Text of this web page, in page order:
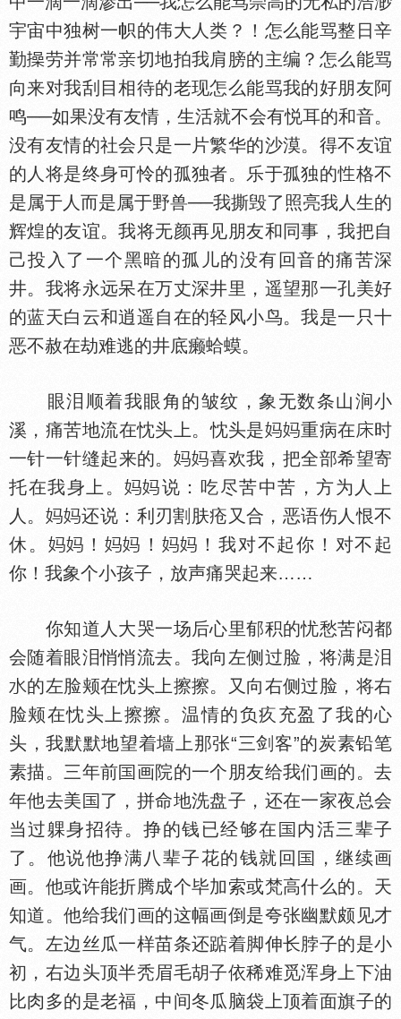
宇宙中独树一帜的伟大人类？！怎么能骂整日辛
勤
劳并常常
切地拍我肩膀的主编？怎么能骂
向来对我刮目相待的老现怎么能骂我的好朋友阿
鸣──如果没有友情，生活就不会有悦耳的和音。
没有友情的社会只是一片繁华的沙漠。得不友谊
的人将是终身可怜的孤独者。乐于孤独的
格不
是属于人而是属于野兽──我撕毁了照亮我人生的
辉煌的友谊。我将无颜再见朋友和同事，我把自
己投入了一个黑暗的孤儿的没有回音的痛苦深
井。我将永远呆在万丈深井里，遥望那一孔美好
的蓝天白云和逍遥自在的轻风小鸟。我是一只十
恶不赦在劫难逃的井底癞蛤蟆。
眼泪顺着我眼角的皱纹，象无数条山涧小
溪，痛苦地流在忱头上。忱头是
重病在
时
一针一针缝起来的。
喜欢我，把全部希望寄
托在我身上。
说：吃尽苦中苦，方为人上
人。
还说：利刃割肤疮又合，恶语伤人恨不
休。
！ ！
！我对不起你！对不起
你！我象个小孩子，放声痛哭起来……
你知道人大哭一场后心里郁积的忧愁苦闷都
会随着眼泪悄悄流去。我向左侧过脸，将满是泪
的左脸颊在忱头上擦擦。又向右侧过脸，将右
脸颊在忱头上擦擦。温情的负疚充盈了我的心
头，我默默地望着墙上那张“三剑客”的炭素铅笔
素描。三年前
画院的一个朋友给我们画的。去
年他去美
了，拼命地洗盘子，还在一家夜总会
当过躶身招待。挣的钱已经够在
内活三辈子
了。他说他挣满八辈子花的钱就回
，继续画
画。他或许能折腾成个毕加索或梵高什么的。天
知道。他给我们画的这幅画倒是夸张幽默颇见才
气。左边丝瓜一样苗条还踮着脚伸长脖子的是小
初，右边头顶半秃眉毛胡子依稀难觅浑身上下油
比肉多的是老福，中间冬瓜脑袋上顶着面旗子的